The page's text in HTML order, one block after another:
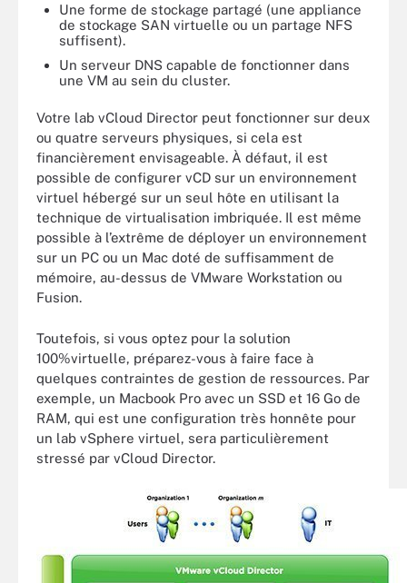
Une forme de stockage partagé (une appliance
de stockage SAN virtuelle ou un partage NFS
suffisent).
Un serveur DNS capable de fonctionner dans
une VM au sein du cluster.
Votre lab vCloud Director peut fonctionner sur deux
ou quatre serveurs physiques, si cela est
financièrement envisageable. À défaut, il est
possible de configurer vCD sur un environnement
virtuel hébergé sur un seul hôte en utilisant la
technique de virtualisation imbriquée. Il est même
possible à l’extrême de déployer un environnement
sur un PC ou un Mac doté de suffisamment de
mémoire, au-dessus de VMware Workstation ou
Fusion.
Toutefois, si vous optez pour la solution
100%virtuelle, préparez-vous à faire face à
quelques contraintes de gestion de ressources. Par
exemple, un Macbook Pro avec un SSD et 16 Go de
RAM, qui est une configuration très honnête pour
un lab vSphere virtuel, sera particulièrement
stressé par vCloud Director.